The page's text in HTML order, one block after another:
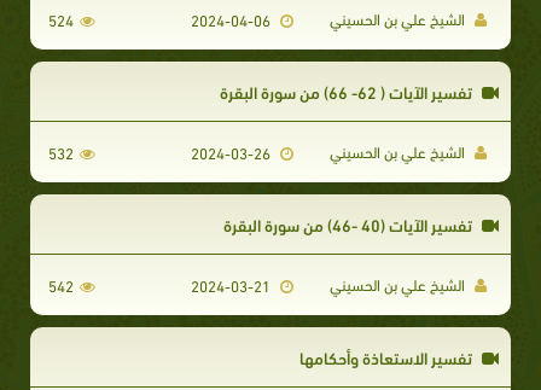
الشيخ علي بن الحسيني 524
تفسير الآيات ( 62- 66) من سورة البقرة
الشيخ علي بن الحسيني 532
تفسير الآيات (40 -46) من سورة البقرة
الشيخ علي بن الحسيني 542
تفسير الاستعاذة وأحكامها